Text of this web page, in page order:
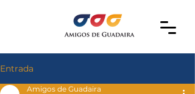
Entrada
Amigos de Guadaira